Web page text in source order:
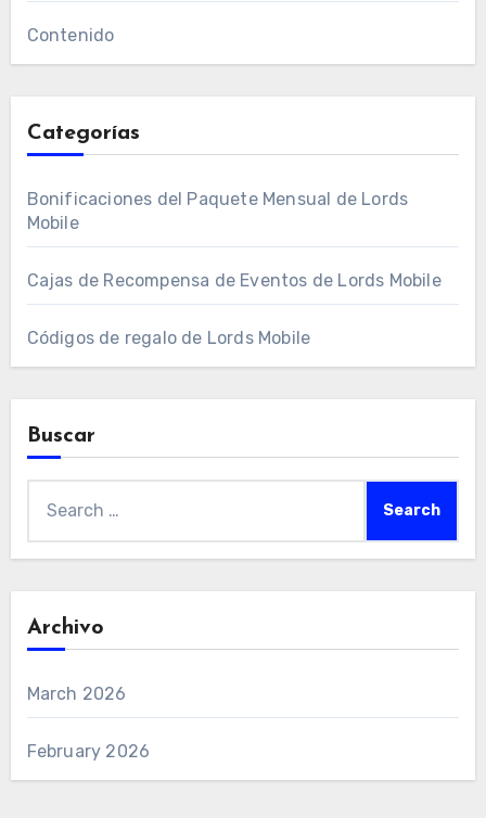
Contenido
Categorías
Bonificaciones del Paquete Mensual de Lords
Mobile
Cajas de Recompensa de Eventos de Lords Mobile
Códigos de regalo de Lords Mobile
Buscar
for:
Archivo
March 2026
February 2026